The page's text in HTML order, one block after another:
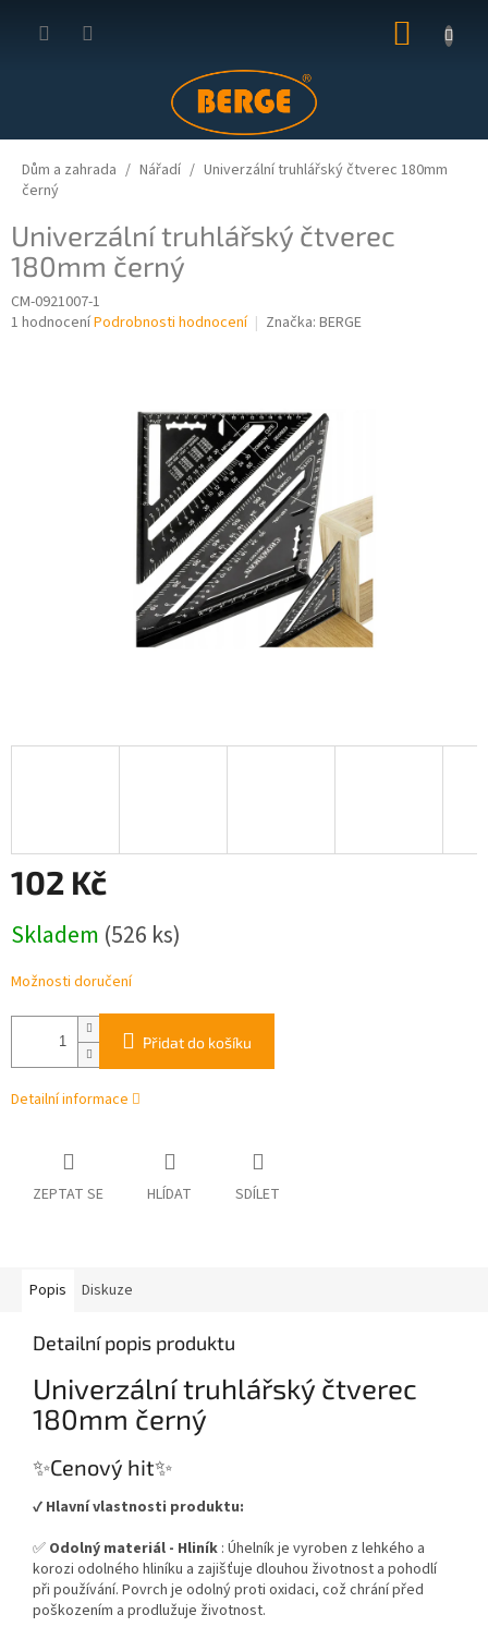
KOŠÍK
Dům a zahrada Nářadí
Univerzální truhlářský čtverec 180mm
černý
Univerzální truhlářský čtverec
180mm černý
CM-0921007-1
Průměrné
1 hodnoceníPodrobnosti hodnocení Značka: BERGE
102 Kč
cena:
Skladem (526 ks)
Možnosti doručení
Přidat do košíku
Detailní informace
ZEPTAT SE HLÍDAT SDÍLET
Popis Diskuze
Detailní popis produktu
Univerzální truhlářský čtverec
180mm černý
✨Cenový hit✨
✔️ Hlavní vlastnosti produktu:
✅ Odolný materiál - Hliník : Úhelník je vyroben z lehkého a
korozi odolného hliníku a zajišťuje dlouhou životnost a pohodlí
při používání. Povrch je odolný proti oxidaci, což chrání před
poškozením a prodlužuje životnost.